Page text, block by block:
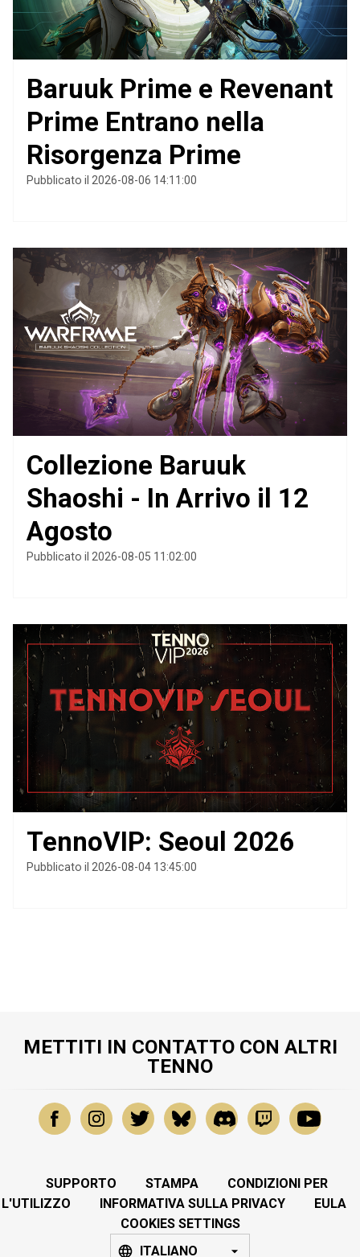
Baruuk Prime e Revenant
Prime Entrano nella
Risorgenza Prime
Pubblicato il 2026-08-06 14:11:00
Collezione Baruuk
Shaoshi - In Arrivo il 12
Agosto
Pubblicato il 2026-08-05 11:02:00
TennoVIP: Seoul 2026
Pubblicato il 2026-08-04 13:45:00
METTITI IN CONTATTO CON ALTRI
TENNO
SUPPORTO STAMPA
CONDIZIONI PER
L'UTILIZZO
INFORMATIVA SULLA PRIVACY
EULA
COOKIES SETTINGS
ITALIANO